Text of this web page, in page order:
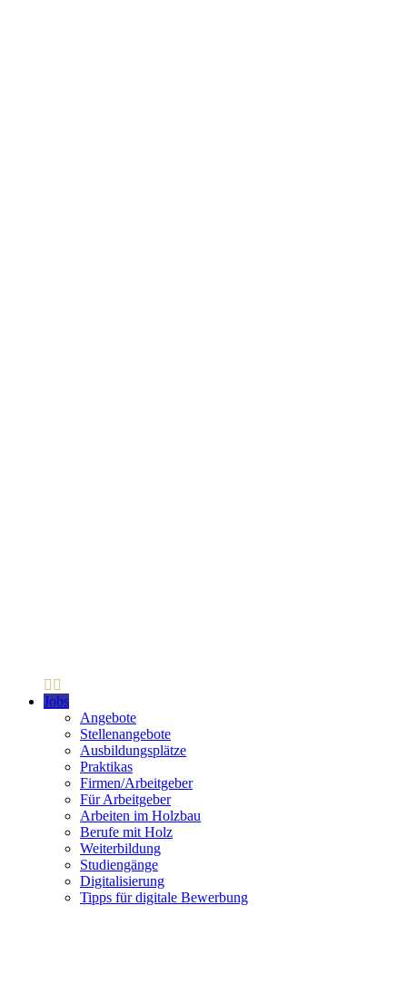
Jobs
Angebote
Stellenangebote
Ausbildungsplätze
Praktikas
Firmen/Arbeitgeber
Für Arbeitgeber
Arbeiten im Holzbau
Berufe mit Holz
Weiterbildung
Studiengänge
Digitalisierung
Tipps für digitale Bewerbung